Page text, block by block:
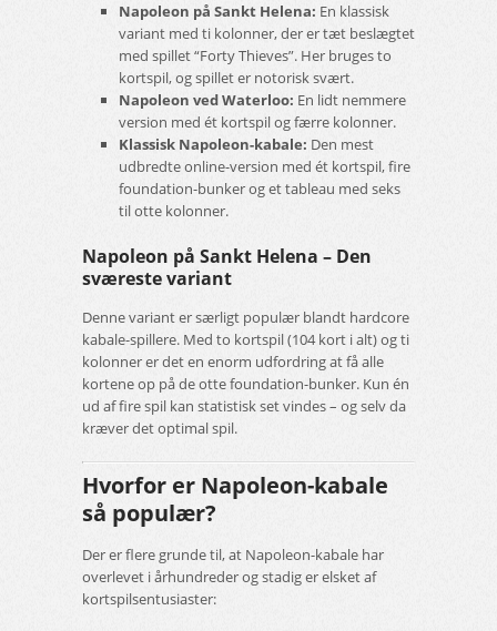
Napoleon på Sankt Helena: En klassisk
variant med ti kolonner, der er tæt beslægtet
med spillet “Forty Thieves”. Her bruges to
kortspil, og spillet er notorisk svært.
Napoleon ved Waterloo: En lidt nemmere
version med ét kortspil og færre kolonner.
Klassisk Napoleon-kabale: Den mest
udbredte online-version med ét kortspil, fire
foundation-bunker og et tableau med seks
til otte kolonner.
Napoleon på Sankt Helena – Den
sværeste variant
Denne variant er særligt populær blandt hardcore
kabale-spillere. Med to kortspil (104 kort i alt) og ti
kolonner er det en enorm udfordring at få alle
kortene op på de otte foundation-bunker. Kun én
ud af fire spil kan statistisk set vindes – og selv da
kræver det optimal spil.
Hvorfor er Napoleon-kabale
så populær?
Der er flere grunde til, at Napoleon-kabale har
overlevet i århundreder og stadig er elsket af
kortspilsentusiaster: